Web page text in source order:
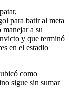
para batir al meta
a su
y que terminó
en el estadio
como
sigue sin sumar